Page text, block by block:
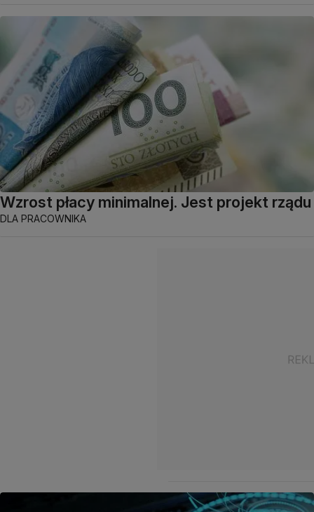
Wzrost płacy minimalnej. Jest projekt rządu
DLA PRACOWNIKA